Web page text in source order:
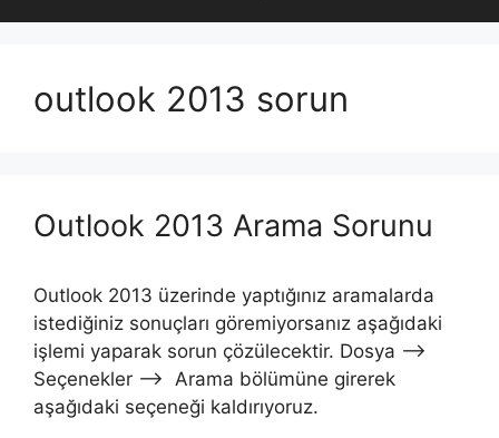
outlook 2013 sorun
Outlook 2013 Arama Sorunu
Outlook 2013 üzerinde yaptığınız aramalarda
istediğiniz sonuçları göremiyorsanız aşağıdaki
işlemi yaparak sorun çözülecektir. Dosya –>
Seçenekler —> Arama bölümüne girerek
aşağıdaki seçeneği kaldırıyoruz.